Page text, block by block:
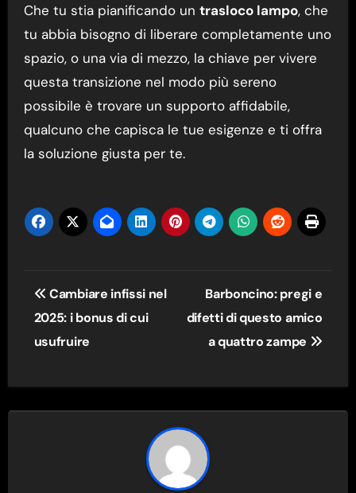
Che tu stia pianificando un trasloco lampo, che
tu abbia bisogno di liberare completamente uno
spazio, o una via di mezzo, la chiave per vivere
questa transizione nel modo più sereno
possibile è trovare un supporto affidabile,
qualcuno che capisca le tue esigenze e ti offra
la soluzione giusta per te.
Navigazione
articoli
Cambiare infissi nel
2025: i bonus di cui
usufruire
Barboncino: pregi e
difetti di questo amico
a quattro zampe